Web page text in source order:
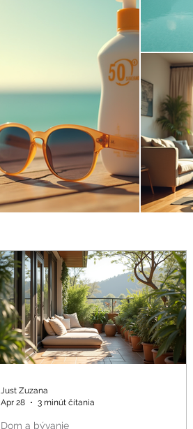
Dom a bývanie
Just Zuzana
Apr 28
3 minút čítania